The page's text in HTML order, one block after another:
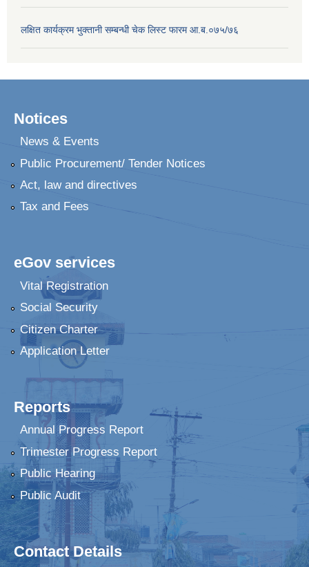
लक्षित कार्यक्रम भुक्तानी सम्बन्धी चेक लिस्ट फारम आ.ब.०७५/७६
Notices
News & Events
Public Procurement/ Tender Notices
Act, law and directives
Tax and Fees
eGov services
Vital Registration
Social Security
Citizen Charter
Application Letter
Reports
Annual Progress Report
Trimester Progress Report
Public Hearing
Public Audit
Contact Details